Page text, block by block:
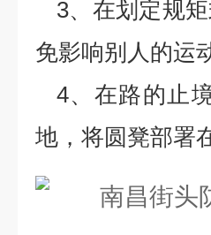
3、在划定规
免影响别人的运
4、在路的止
地，将圆凳部署